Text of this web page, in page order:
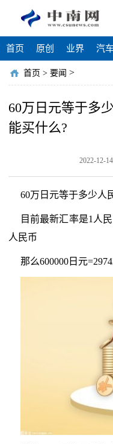
首页 原创 业界 汽
首页 > 要闻 >
60万日元等于多
能买什么?
2022-12-
60万日元等于多少人
目前最新汇率是1人
人民币
那么600000日元